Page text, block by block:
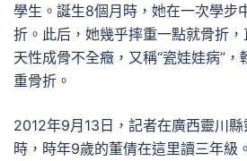
學生。誕生8個月時，她在一次學步
折。此后，她幾乎摔重一點就骨折
天性成骨不全癥，又稱“瓷娃娃病”
重骨折。
2012年9月13日，記者在廣西靈川
時，時年9歲的董倩在這里讀三年級